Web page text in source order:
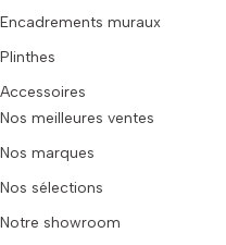
Encadrements muraux
Plinthes
Accessoires
Nos meilleures ventes
Nos marques
Nos sélections
Notre showroom